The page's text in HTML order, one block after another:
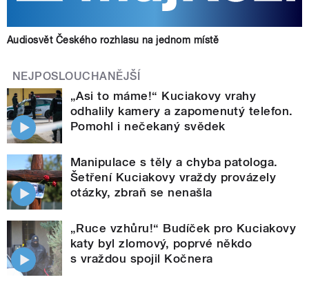
Audiosvět Českého rozhlasu na jednom místě
NEJPOSLOUCHANĚJŠÍ
„Asi to máme!“ Kuciakovy vrahy
odhalily kamery a zapomenutý telefon.
Pomohl i nečekaný svědek
Manipulace s těly a chyba patologa.
Šetření Kuciakovy vraždy provázely
otázky, zbraň se nenašla
„Ruce vzhůru!“ Budíček pro Kuciakovy
katy byl zlomový, poprvé někdo
s vraždou spojil Kočnera